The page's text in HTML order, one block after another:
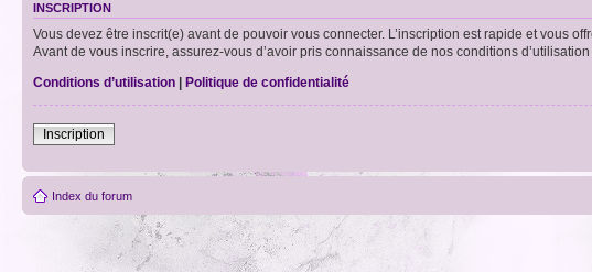
INSCRIPTION
Vous devez être inscrit(e) avant de pouvoir vous connecter. L’inscription est rapide et vous
Avant de vous inscrire, assurez-vous d’avoir pris connaissance de nos conditions
Conditions d’utilisation | Politique de confidentialité
Inscription
Index du forum